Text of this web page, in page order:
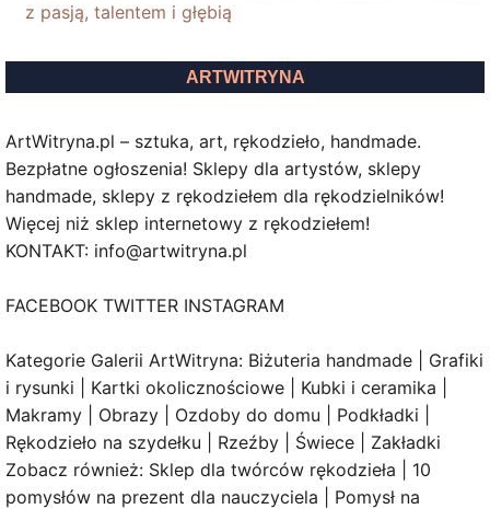
z pasją, talentem i głębią
ARTWITRYNA
ArtWitryna.pl – sztuka, art, rękodzieło, handmade.
Bezpłatne ogłoszenia! Sklepy dla artystów, sklepy
handmade, sklepy z rękodziełem dla rękodzielników!
Więcej niż sklep internetowy z rękodziełem!
KONTAKT: info@artwitryna.pl
FACEBOOK TWITTER INSTAGRAM
Kategorie Galerii ArtWitryna: Biżuteria handmade | Grafiki
i rysunki | Kartki okolicznościowe | Kubki i ceramika |
Makramy | Obrazy | Ozdoby do domu | Podkładki |
Rękodzieło na szydełku | Rzeźby | Świece | Zakładki
Zobacz również: Sklep dla twórców rękodzieła | 10
pomysłów na prezent dla nauczyciela | Pomysł na